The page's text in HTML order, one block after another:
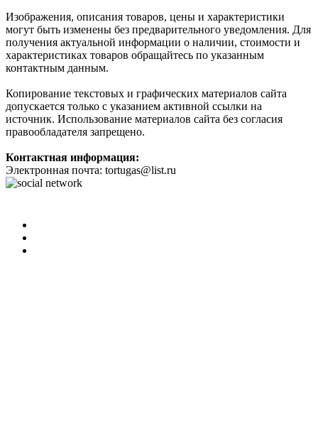
Изображения, описания товаров, цены и характеристики
могут быть изменены без предварительного уведомления. Для
получения актуальной информации о наличии, стоимости и
характеристиках товаров обращайтесь по указанным
контактным данным.
Копирование текстовых и графических материалов сайта
допускается только с указанием активной ссылки на
источник. Использование материалов сайта без согласия
правообладателя запрещено.
Контактная информация:
Электронная почта: tortugas@list.ru